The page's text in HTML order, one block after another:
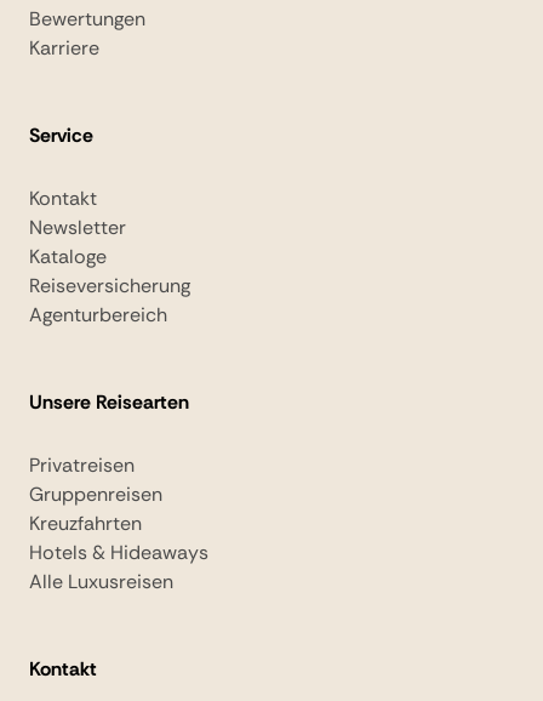
Bewertungen
Karriere
Service
Kontakt
Newsletter
Kataloge
Reiseversicherung
Agenturbereich
Unsere Reisearten
Privatreisen
Gruppenreisen
Kreuzfahrten
Hotels & Hideaways
Alle Luxusreisen
Kontakt